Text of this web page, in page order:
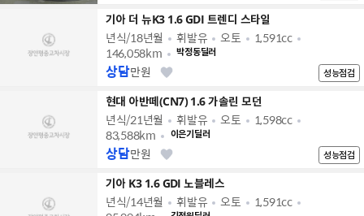
기아 더 뉴K3 1.6 GDI 트렌디 스타일
년식/18년월 휘발유 오토
1,591cc
146,058km
박정동딜러
성능점검
상담만원
현대 아반떼(CN7) 1.6 가솔린 모던
년식/21년월 휘발유 오토
1,598cc
83,588km
이은기딜러
성능점검
상담만원
기아 K3 1.6 GDI 노블레스
년식/14년월 휘발유 오토
1,591cc